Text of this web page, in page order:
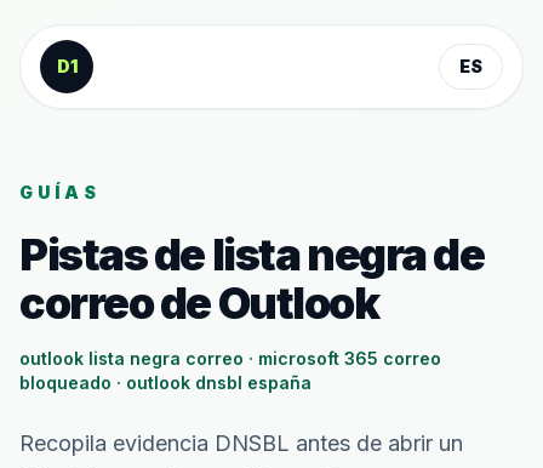
Saltar al contenido
D1
ES
GUÍAS
Pistas de lista negra de
correo de Outlook
outlook lista negra correo · microsoft 365 correo
bloqueado · outlook dnsbl españa
Recopila evidencia DNSBL antes de abrir un